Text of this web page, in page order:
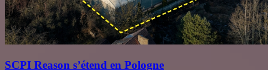
SCPI Reason s’étend en Pologne